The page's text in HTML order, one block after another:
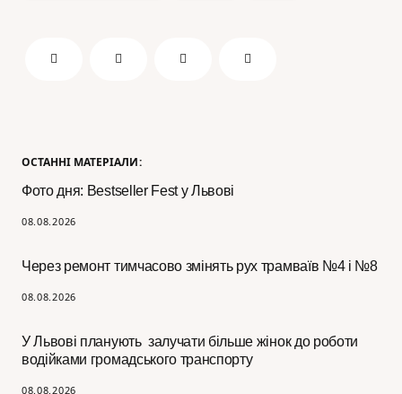
ОСТАННІ МАТЕРІАЛИ:
Фото дня: Bestseller Fest у Львові
08.08.2026
Через ремонт тимчасово змінять рух трамваїв №4 і №8
08.08.2026
У Львові планують залучати більше жінок до роботи
водійками громадського транспорту
08.08.2026